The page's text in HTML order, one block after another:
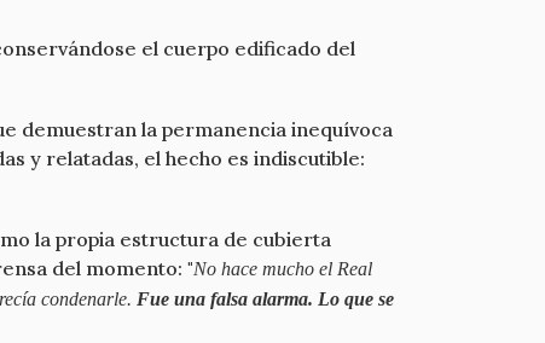
el cuerpo edificado del
demuestran la permanencia inequívoca
y relatadas, el hecho es indiscutible:
la propia estructura de cubierta
del momento: "No hace mucho el Real
condenarle. Fue una falsa alarma. Lo que se